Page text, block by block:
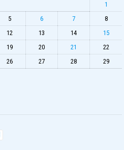
1
5 6 7
8
12 13 14
15
19 20 21
22
26 27 28
29